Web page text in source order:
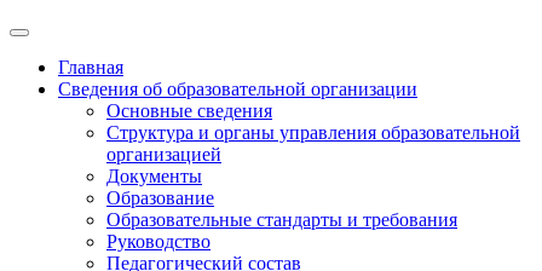
Главная
Сведения об образовательной организации
Основные сведения
Структура и органы управления образовательной
организацией
Документы
Образование
Образовательные стандарты и требования
Руководство
Педагогический состав